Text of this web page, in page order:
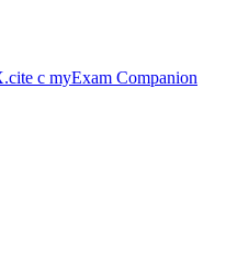
с myExam Companion